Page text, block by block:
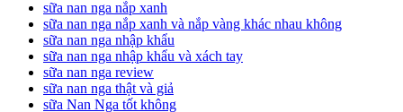
sữa nan nga nắp xanh
sữa nan nga nắp xanh và nắp vàng khác nhau không
sữa nan nga nhập khẩu
sữa nan nga nhập khẩu và xách tay
sữa nan nga review
sữa nan nga thật và giả
sữa Nan Nga tốt không